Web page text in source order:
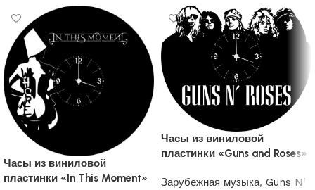
Часы из виниловой
пластинки «In This Moment»
Часы из виниловой
пластинки «Guns and Roses»
Зарубежная музыка, Guns N’